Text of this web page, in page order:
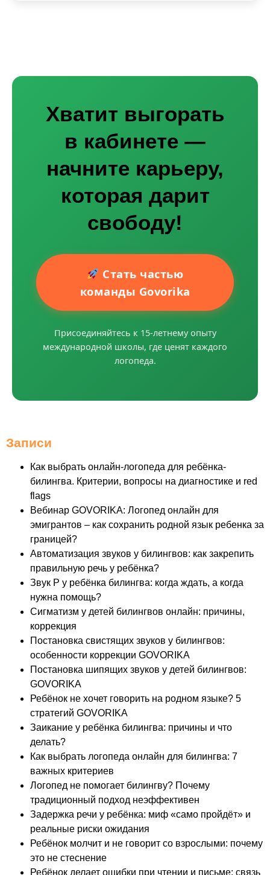
Хватит выгорать
в кабинете —
начните карьеру,
которая дарит
свободу!
Стать частью
команды Govorika
Присоединяйтесь к 15-летнему опыту
международной школы, где ценят каждого
логопеда.
Записи
Как выбрать онлайн-логопеда для ребёнка-
билингва. Критерии, вопросы на диагностике и red
flags
Вебинар GOVORIKA: Логопед онлайн для
эмигрантов – как сохранить родной язык ребенка за
границей?
Автоматизация звуков у билингвов: как закрепить
правильную речь у ребёнка?
Звук Р у ребёнка билингва: когда ждать, а когда
нужна помощь?
Сигматизм у детей билингвов онлайн: причины,
коррекция
Постановка свистящих звуков у билингвов:
особенности коррекции GOVORIKA
Постановка шипящих звуков у детей билингвов:
GOVORIKA
Ребёнок не хочет говорить на родном языке? 5
стратегий GOVORIKA
Заикание у ребёнка билингва: причины и что
делать?
Как выбрать логопеда онлайн для билингва: 7
важных критериев
Логопед не помогает билингву? Почему
традиционный подход неэффективен
Задержка речи у ребёнка: миф «само пройдёт» и
реальные риски ожидания
Ребёнок молчит и не говорит со взрослыми: почему
это не стеснение
Ребёнок делает ошибки при чтении и письме: связь